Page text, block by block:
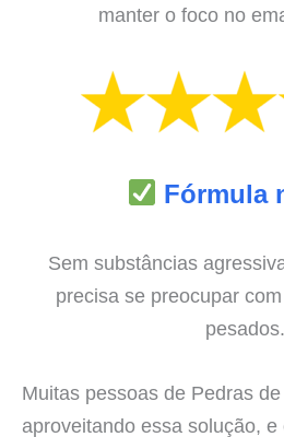
manter o foco no
Fórmula
Sem substâncias
precisa se preocupar
pesados.
Muitas pessoas de Pedras
aproveitando essa solução,